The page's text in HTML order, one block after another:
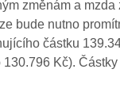
změnám a
bude nutno
částku
Kč).